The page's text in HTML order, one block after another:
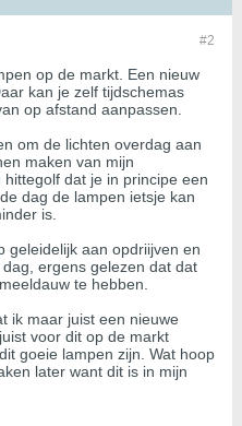
#2
op de markt. Een nieuw
kan je zelf tijdschemas
op afstand aanpassen.
om de lichten overdag aan
maken van mijn
dat je in principe een
dag de lampen ietsje kan
is.
geleidelijk aan opdriijven en
ergens gelezen dat dat
te hebben.
ik maar juist een nieuwe
voor dit op de markt
goeie lampen zijn. Wat hoop
later want dit is in mijn